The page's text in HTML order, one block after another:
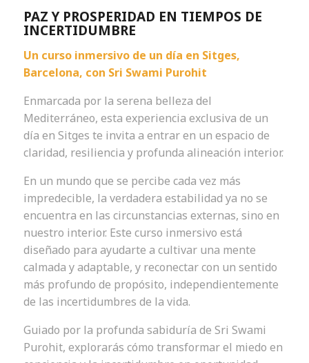
PAZ Y PROSPERIDAD EN TIEMPOS DE
INCERTIDUMBRE
Un curso inmersivo de un día en Sitges,
Barcelona, con Sri Swami Purohit
Enmarcada por la serena belleza del
Mediterráneo, esta experiencia exclusiva de un
día en Sitges te invita a entrar en un espacio de
claridad, resiliencia y profunda alineación interior.
En un mundo que se percibe cada vez más
impredecible, la verdadera estabilidad ya no se
encuentra en las circunstancias externas, sino en
nuestro interior. Este curso inmersivo está
diseñado para ayudarte a cultivar una mente
calmada y adaptable, y reconectar con un sentido
más profundo de propósito, independientemente
de las incertidumbres de la vida.
Guiado por la profunda sabiduría de Sri Swami
Purohit, explorarás cómo transformar el miedo en